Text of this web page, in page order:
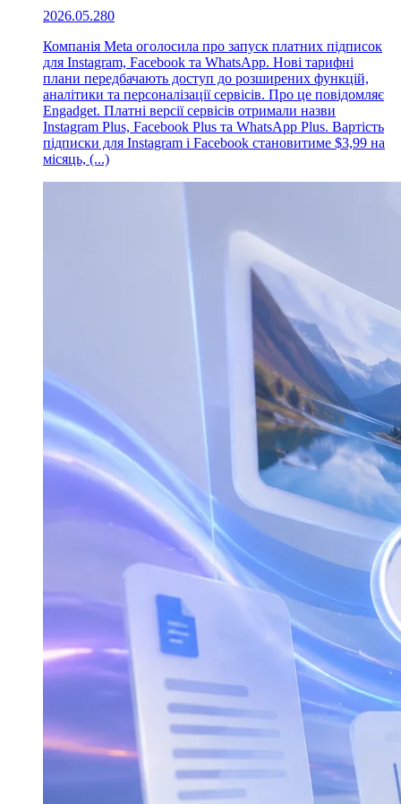
2026.05.280
Компанія Meta оголосила про запуск платних підписок
для Instagram, Facebook та WhatsApp. Нові тарифні
плани передбачають доступ до розширених функцій,
аналітики та персоналізації сервісів. Про це повідомляє
Engadget. Платні версії сервісів отримали назви
Instagram Plus, Facebook Plus та WhatsApp Plus. Вартість
підписки для Instagram і Facebook становитиме $3,99 на
місяць, (...)